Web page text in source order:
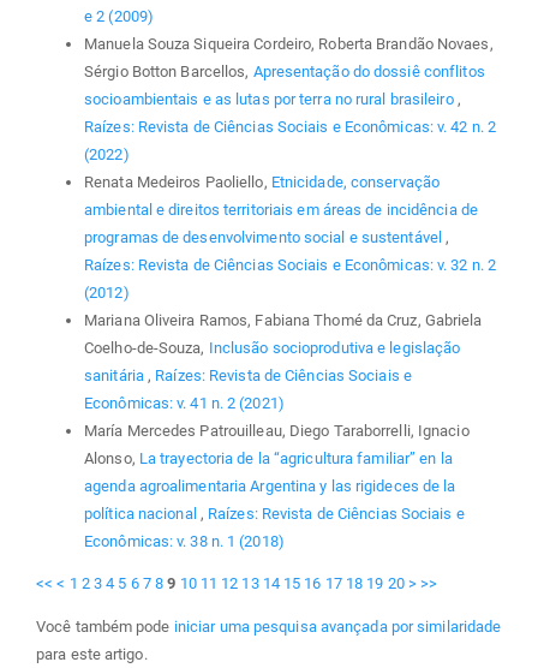
e 2 (2009)
Manuela Souza Siqueira Cordeiro, Roberta Brandão Novaes,
Sérgio Botton Barcellos, Apresentação do dossiê conflitos
socioambientais e as lutas por terra no rural brasileiro ,
Raízes: Revista de Ciências Sociais e Econômicas: v. 42 n. 2
(2022)
Renata Medeiros Paoliello, Etnicidade, conservação
ambiental e direitos territoriais em áreas de incidência de
programas de desenvolvimento social e sustentável,
Raízes: Revista de Ciências Sociais e Econômicas: v. 32 n. 2
(2012)
Mariana Oliveira Ramos, Fabiana Thomé da Cruz, Gabriela
Coelho-de-Souza, Inclusão socioprodutiva e legislação
sanitária , Raízes: Revista de Ciências Sociais e
Econômicas: v. 41 n. 2 (2021)
María Mercedes Patrouilleau, Diego Taraborrelli, Ignacio
Alonso, La trayectoria de la “agricultura familiar” en la
agenda agroalimentaria Argentina y las rigideces de la
política nacional , Raízes: Revista de Ciências Sociais e
Econômicas: v. 38 n. 1 (2018)
<< < 1 2 3 4 5 6 7 8 9 10 11 12 13 14 15 16 17 18 19 20 > >>
Você também pode iniciar uma pesquisa avançada por similaridade
para este artigo.